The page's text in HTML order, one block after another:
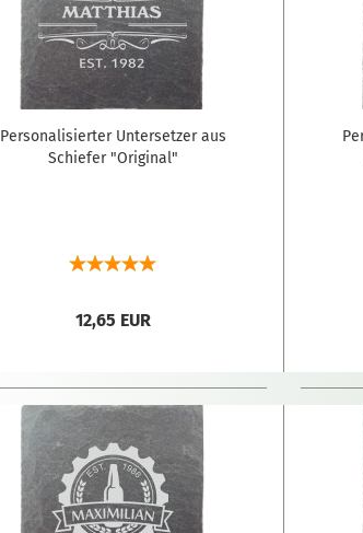
Personalisierter Untersetzer aus
Schiefer "Original"
12,65 EUR